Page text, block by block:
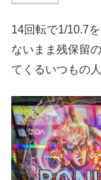
14回転で1/10.7
ないまま残保留
てくるいつもの人